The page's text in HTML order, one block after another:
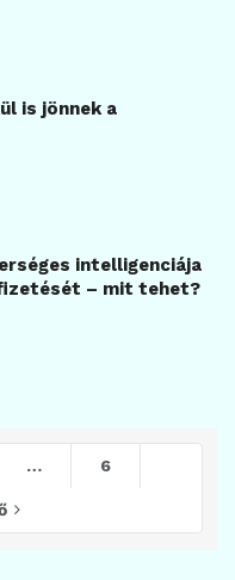
is jönnek a
intelligenciája
– mit tehet?
… 6